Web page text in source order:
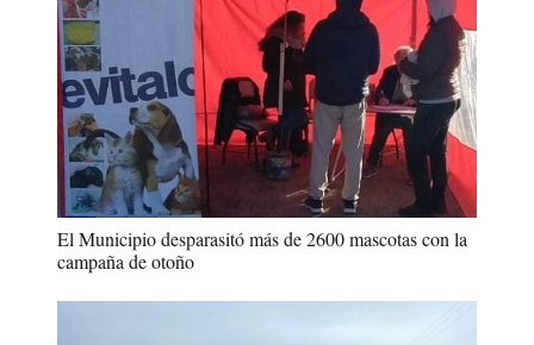
El Municipio desparasitó más de 2600 mascotas con la
campaña de otoño